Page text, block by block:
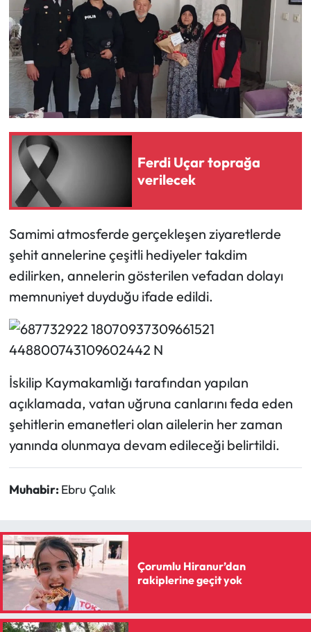
Ferdi Uçar toprağa
verilecek
Samimi atmosferde gerçekleşen ziyaretlerde
şehit annelerine çeşitli hediyeler takdim
edilirken, annelerin gösterilen vefadan dolayı
memnuniyet duyduğu ifade edildi.
İskilip Kaymakamlığı tarafından yapılan
açıklamada, vatan uğruna canlarını feda eden
şehitlerin emanetleri olan ailelerin her zaman
yanında olunmaya devam edileceği belirtildi.
Muhabir: Ebru Çalık
Çorumlu Hiranur’dan
rakiplerine geçit yok
Siyaset
Spor
Sungurlu Haberleri
Turizm
Uğurludağ Haberleri
Yaşam
Yayla Haber
Yemek Tarifleri
Yerel Haberler